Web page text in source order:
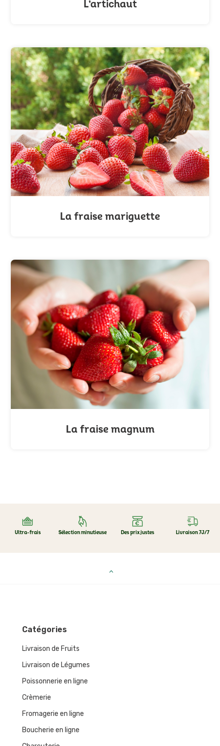
L’artichaut
La fraise mariguette
La fraise magnum
Ultra-frais Sélection minutieuse Des prix justes Livraison 7J/7
Catégories
Livraison de Fruits
Livraison de Légumes
Poissonnerie en ligne
Crèmerie
Fromagerie en ligne
Boucherie en ligne